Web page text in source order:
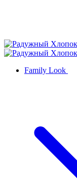
Family Look